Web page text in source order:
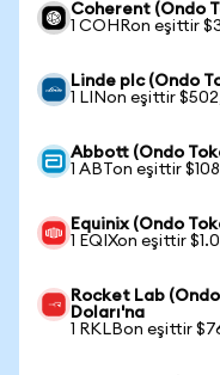
Coherent (Ondo
1 COHRon eşittir
Linde plc (Ondo
1 LINon eşittir
Abbott (Ondo
1 ABTon eşittir
Equinix (Ondo
1 EQIXon eşittir
Rocket Lab
Doları'na
1 RKLBon eşittir